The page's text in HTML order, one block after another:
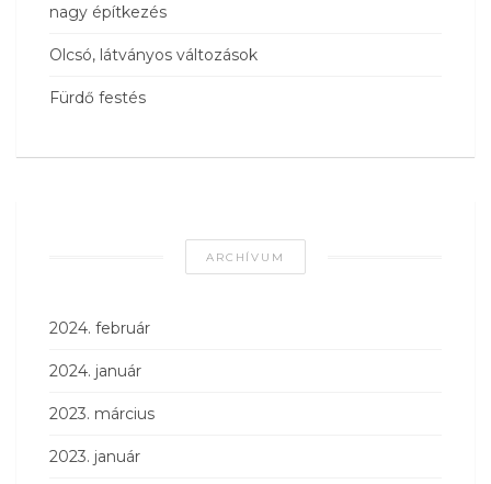
nagy építkezés
Olcsó, látványos változások
Fürdő festés
ARCHÍVUM
2024. február
2024. január
2023. március
2023. január